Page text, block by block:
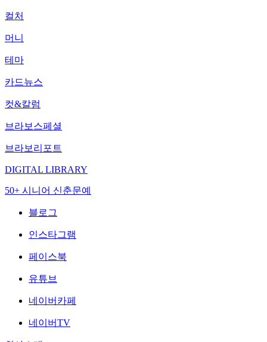
컬처
머니
테마
카드뉴스
컷&칼럼
브라보스페셜
브라보리포트
DIGITAL LIBRARY
50+ 시니어 신춘문예
블로그
인스타그램
페이스북
유튜브
네이버카페
네이버TV